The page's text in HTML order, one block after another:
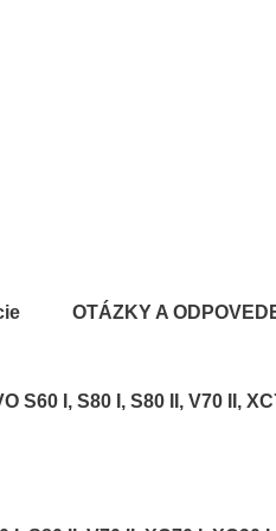
OTÁZKY A
S60 I, S80 I, S80 II, V70 II,